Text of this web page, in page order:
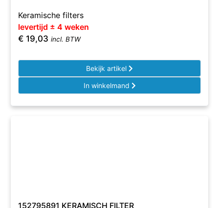
Keramische filters
levertijd ± 4 weken
€ 19,03 incl. BTW
Bekijk artikel
In winkelmand
152795891 KERAMISCH FILTER